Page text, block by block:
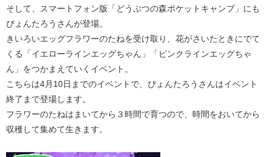
そして、スマートフォン版「どうぶつの森ポケットキャンプ」にも
ぴょんたろうさんが登場。
きいろいエッグフラワーのたねを受け取り、花がさいたときにでて
くる「イエローラインエッグちゃん」「ピンクラインエッグちゃ
ん」をつかまえていくイベント。
こちらは4月10日までのイベントで、ぴょんたろうさんはイベント
終了まで登場します。
フラワーのたねはまいてから３時間で育つので、時間をおいてから
収穫して集めて生きます。